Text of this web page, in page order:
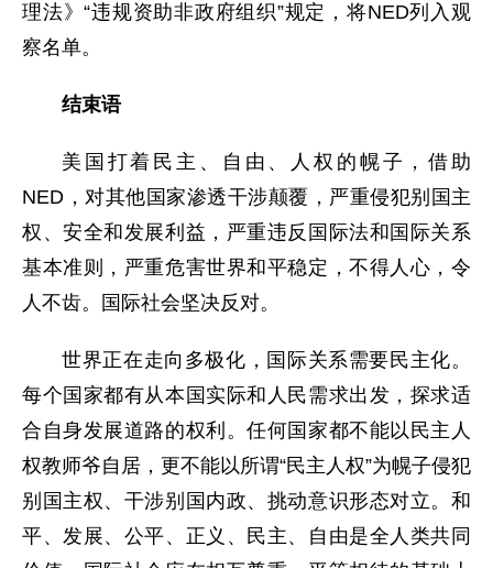
理法》“违规资助非政府组织”规定，将NED列入观
察名单。
结束语
美国打着民主、自由、人权的幌子，借助
NED，对其他国家渗透干涉颠覆，严重侵犯别国主
权、安全和发展利益，严重违反国际法和国际关系
基本准则，严重危害世界和平稳定，不得人心，令
人不齿。国际社会坚决反对。
世界正在走向多极化，国际关系需要民主化。
每个国家都有从本国实际和人民需求出发，探求适
合自身发展道路的权利。任何国家都不能以民主人
权教师爷自居，更不能以所谓“民主人权”为幌子侵犯
别国主权、干涉别国内政、挑动意识形态对立。和
平、发展、公平、正义、民主、自由是全人类共同